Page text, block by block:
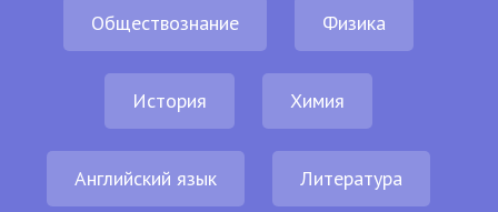
Обществознание Физика
История Химия
Английский язык Литература